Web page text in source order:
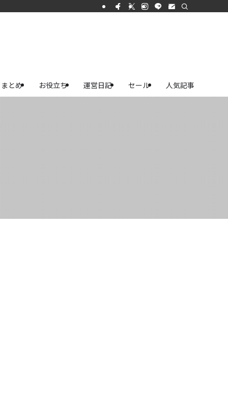
まとめ お役立ち 運営日記 セール 人気記事